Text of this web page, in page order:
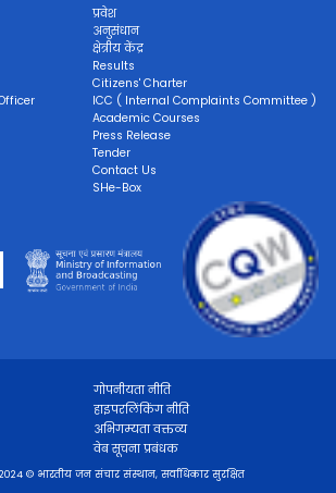
प्रवेश
अनुसंधान
क्षेत्रीय केंद्र
Results
Citizens' Charter
ICC ( Internal Complaints Committee )
Academic Courses
Press Release
Tender
Contact Us
SHe-Box
गोपनीयता नीति
हाइपरलिंकिंग नीति
अभिगम्यता वक्तव्य
वेब सूचना प्रबंधक
© भारतीय जन संचार संस्थान, सर्वाधिकार सुरक्षित